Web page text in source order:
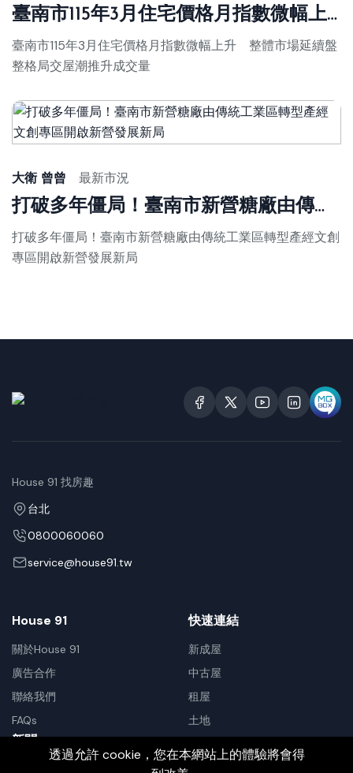
臺南市115年3月住宅價格月指數微幅上升 整體市場延續盤整格局交屋潮推升成交量
臺南市115年3月住宅價格月指數微幅上升 整體市場延續盤
整格局交屋潮推升成交量
大衛 曾曾 最新市況
打破多年僵局！臺南市新營糖廠由傳統工業區轉型產經文創專區開啟新營發展新局
打破多年僵局！臺南市新營糖廠由傳統工業區轉型產經文創
專區開啟新營發展新局
House 91 找房趣
台北
0800060060
service@house91.tw
House 91
關於House 91
廣告合作
聯絡我們
FAQs
快速連結
新成屋
中古屋
租屋
土地
新聞
訂閱我們，即時了解房市訊息。
透過允許 cookie，您在本網站上的體驗將會得